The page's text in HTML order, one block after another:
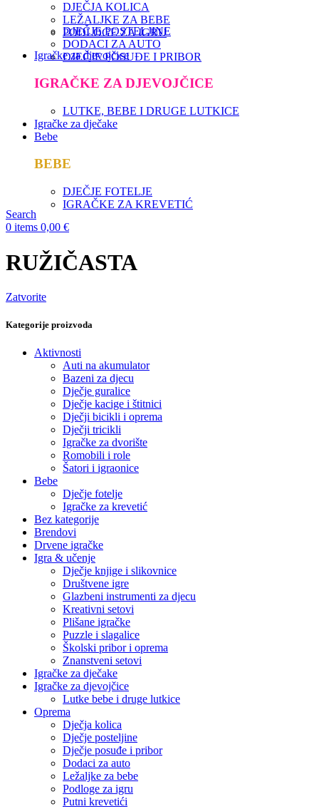
DJEČJA KOLICA
LEŽALJKE ZA BEBE
PODLOGE ZA IGRU
DJEČJE POSTELJINE
DODACI ZA AUTO
DJEČJE POSUĐE I PRIBOR
Igračke za djevojčice
IGRAČKE ZA DJEVOJČICE
LUTKE, BEBE I DRUGE LUTKICE
Igračke za dječake
Bebe
BEBE
DJEČJE FOTELJE
IGRAČKE ZA KREVETIĆ
Search
0 items 0,00 €
RUŽIČASTA
Zatvorite
Kategorije proizvoda
Aktivnosti
Auti na akumulator
Bazeni za djecu
Dječje guralice
Dječje kacige i štitnici
Dječji bicikli i oprema
Dječji tricikli
Igračke za dvorište
Romobili i role
Šatori i igraonice
Bebe
Dječje fotelje
Igračke za krevetić
Bez kategorije
Brendovi
Drvene igračke
Igra & učenje
Dječje knjige i slikovnice
Društvene igre
Glazbeni instrumenti za djecu
Kreativni setovi
Plišane igračke
Puzzle i slagalice
Školski pribor i oprema
Znanstveni setovi
Igračke za dječake
Igračke za djevojčice
Lutke bebe i druge lutkice
Oprema
Dječja kolica
Dječje posteljine
Dječje posuđe i pribor
Dodaci za auto
Ležaljke za bebe
Podloge za igru
Putni krevetići